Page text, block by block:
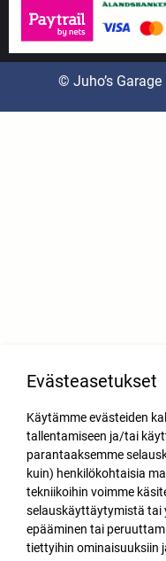
© Juho’s
Evästeasetukset
Käytämme evästeiden
tallentamiseen ja/tai
parantaaksemme
kuin) henkilökohtaisia
tekniikoihin voimme
selauskäyttäytymistä tai
epääminen tai
tiettyihin ominaisuuksiin